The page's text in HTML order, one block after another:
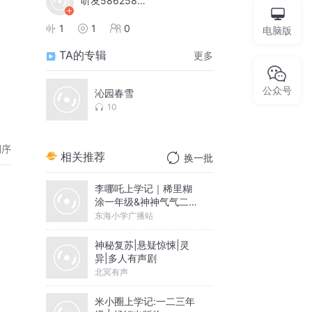
1 1 0
TA的专辑 更多
沁园春雪
10
相关推荐 换一批
李哪吒上学记｜稀里糊
涂一年级&神神气气二年
级
东海小学广播站
神秘复苏|悬疑惊悚|灵
异|多人有声剧
北冥有声
米小圈上学记:一二三年
电脑版
公众号